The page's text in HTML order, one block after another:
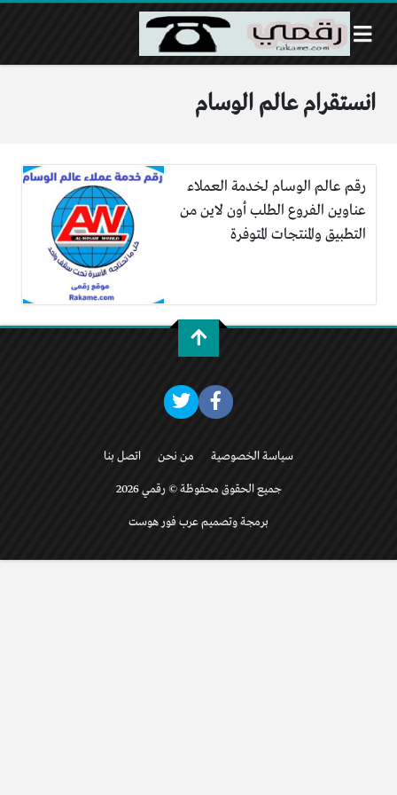
انستقرام عالم الوسام
رقم عالم الوسام لخدمة العملاء
عناوين الفروع الطلب أون لاين من
التطبيق والمنتجات المتوفرة
سياسة الخصوصية من نحن اتصل بنا
جميع الحقوق محفوظة © رقمي 2026
برمجة وتصميم عرب فور هوست